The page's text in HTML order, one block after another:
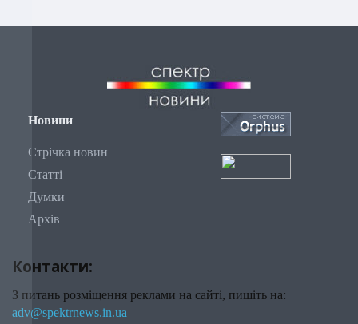
Новини
Стрічка новин
Статті
Думки
Архів
Контакти:
З питань розміщення реклами на сайті, пишіть на:
adv@spektrnews.in.ua